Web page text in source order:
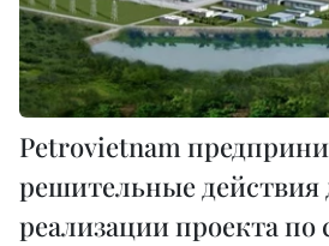
Petrovietnam
решительные действия
реализации проекта по